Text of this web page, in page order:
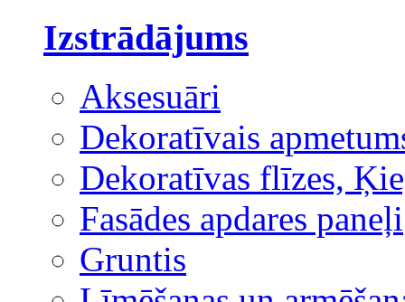
Izstrādājums
Aksesuāri
Dekoratīvais
Dekoratīvas flīzes,
Fasādes apdares paneļi
Gruntis